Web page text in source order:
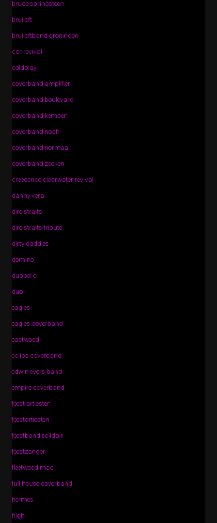
bruce springsteen
bruiloft
bruiloftband groningen
ccr revival
coldplay
coverband amplifier
coverband boulevard
coverband kempen
coverband noah
coverband normaal
coverband zoeken
creedence clearwater revival
danny vera
dire straits
dire straits tribute
dirty daddies
domino
dubbel d
duo
eagles
eagles coverband
eastwood
eclips coverband
edwin evers band
empire coverband
feest artiesten
feestartiesten
feestband solidair
feestzanger
fleetwood mac
full house coverband
hermes
high